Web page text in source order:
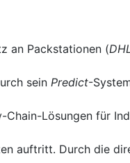
an Packstationen (
sein Predict-
Lösungen für
auftritt. Durch die